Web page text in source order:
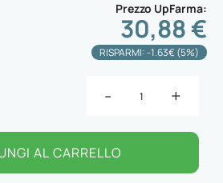
Prezzo UpFarma
30,88 €
RISPARMI: -1.63€ (5%)
- +
AL CARRELLO